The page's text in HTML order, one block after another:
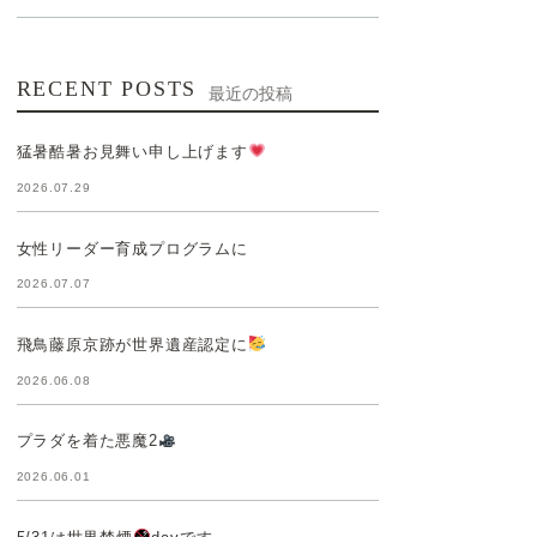
RECENT POSTS 最近の投稿
猛暑酷暑お見舞い申し上げます
2026.07.29
女性リーダー育成プログラムに
2026.07.07
飛鳥藤原京跡が世界遺産認定に
2026.06.08
プラダを着た悪魔2
2026.06.01